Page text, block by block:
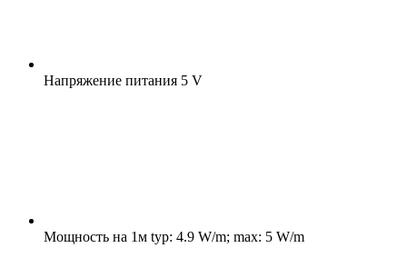
Напряжение питания 5 V
Мощность на 1м typ: 4.9 W/m; max: 5 W/m